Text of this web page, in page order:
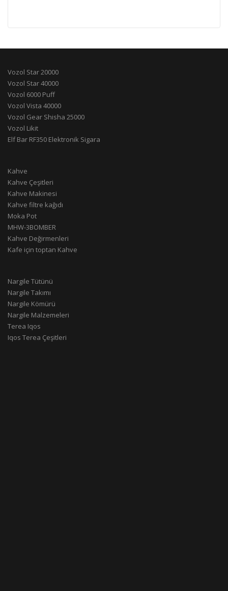
Vozol Star 20000
Vozol Star 40000
Vozol 6000 Puff
Vozol Vista 40000
Vozol Gear Shisha 25000
Vozol Likit
Elf Bar RF350 Elektronik Sigara
Kahve
Kahve Çeşitleri
Kahve Makinesi
Kahve filtre kağıdı
Moka Pot
MHW-3BOMBER
Kahve Değirmenleri
Kafe için toptan Kahve
Nargile Tütünü
Nargile Takımı
Nargile Kömürü
Nargile Malzemeleri
Terea Iqos
Iqos Terea Çeşitleri